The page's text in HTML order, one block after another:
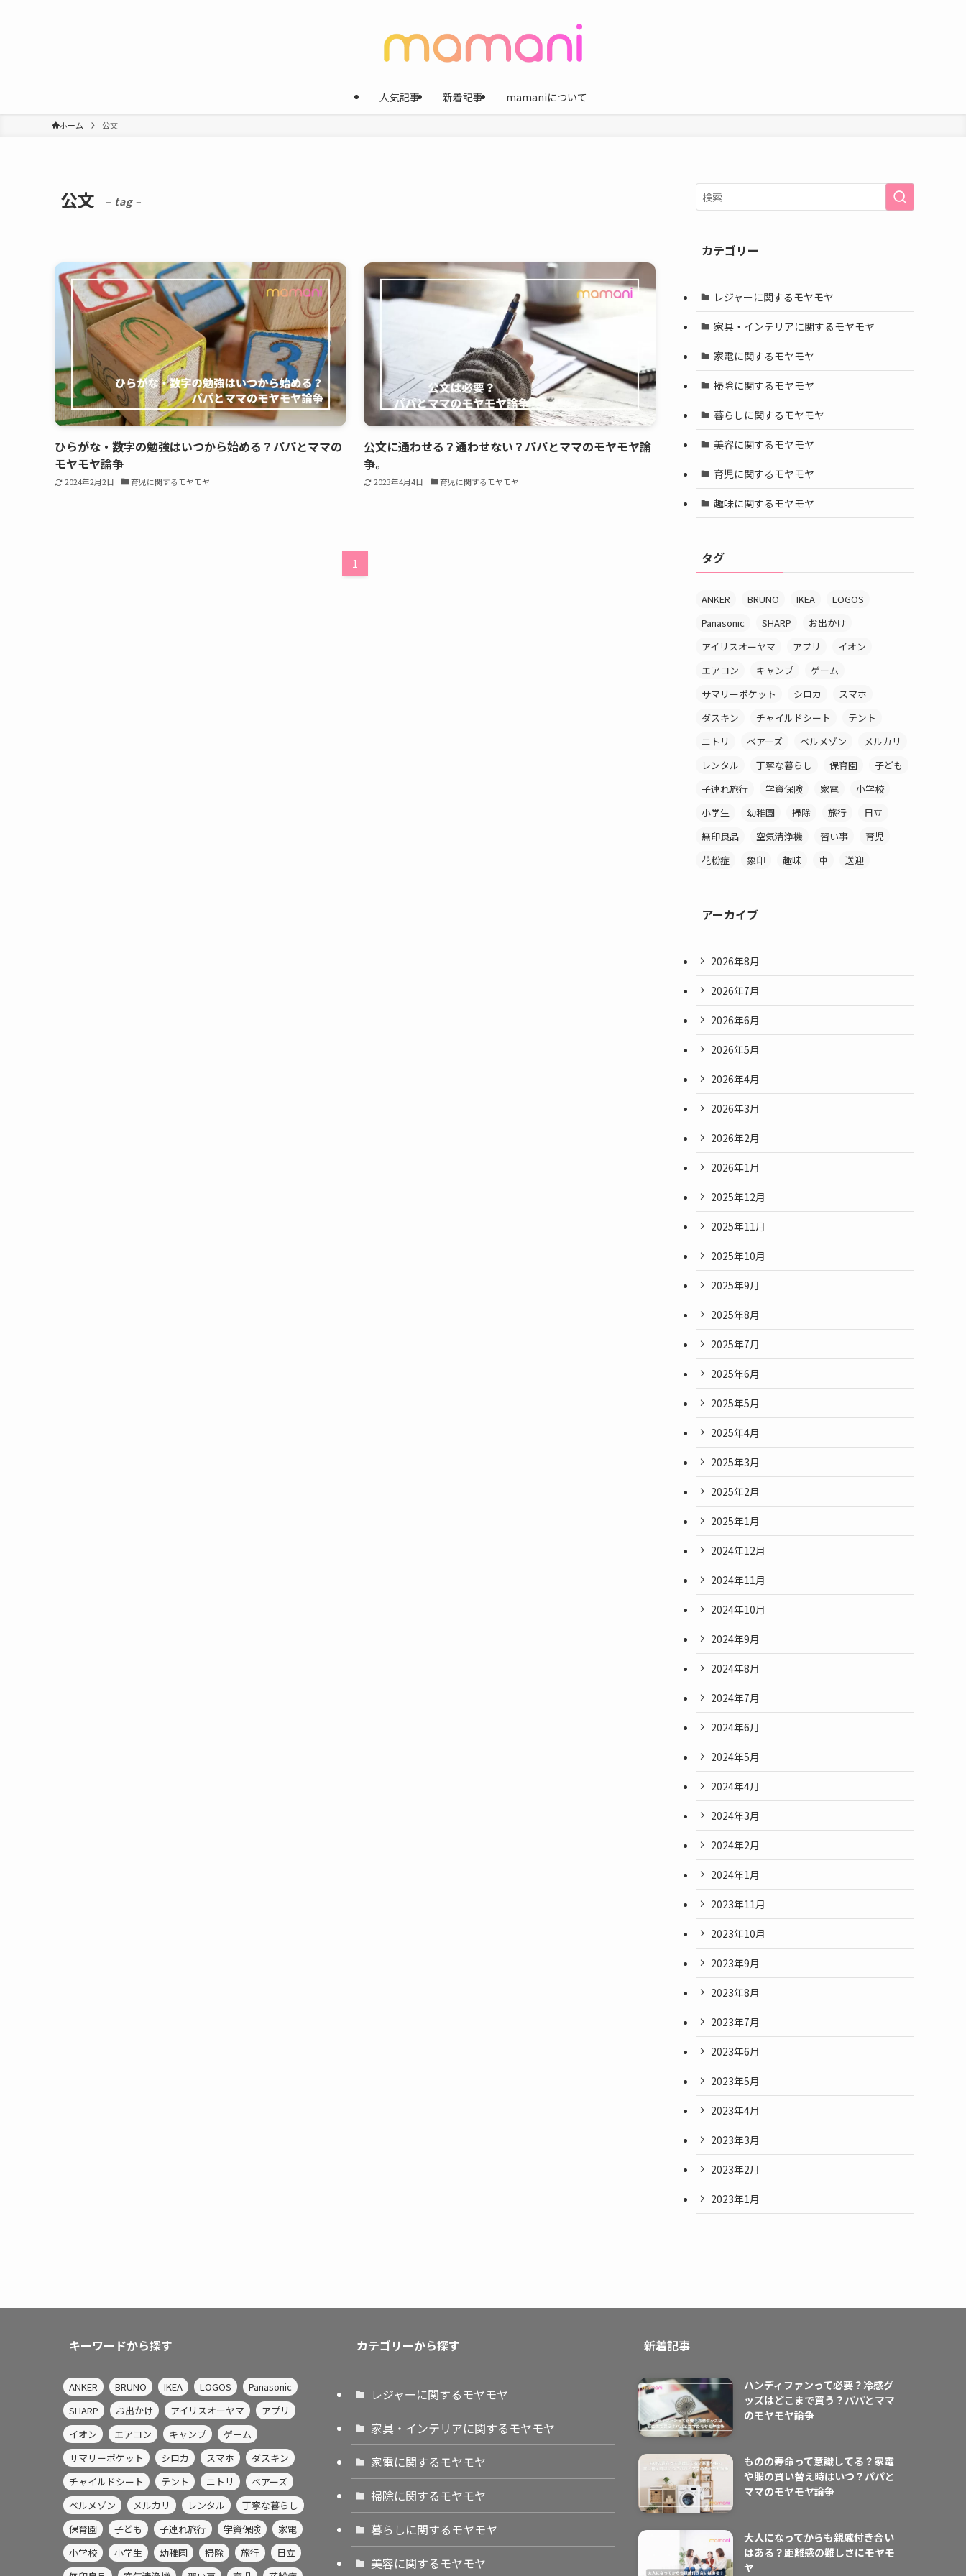
人気記事 新着記事 mamaniについて
ホーム 公文
公文 – tag –
ひらがな・数字の勉強はいつから始める？パパとママの
モヤモヤ論争
2024年2月2日 育児に関するモヤモヤ
公文に通わせる？通わせない？パパとママのモヤモヤ論
争。
2023年4月4日 育児に関するモヤモヤ
1
カテゴリー
レジャーに関するモヤモヤ
家具・インテリアに関するモヤモヤ
家電に関するモヤモヤ
掃除に関するモヤモヤ
暮らしに関するモヤモヤ
美容に関するモヤモヤ
育児に関するモヤモヤ
趣味に関するモヤモヤ
タグ
ANKER BRUNO IKEA
LOGOS
Panasonic
SHARP
お出かけ
アイリスオーヤマ
アプリ
イオン
エアコン
キャンプ
ゲーム
サマリーポケット
シロカ
スマホ
ダスキン
チャイルドシート
テント
ニトリ
ベアーズ ベルメゾン
メルカリ
レンタル
丁寧な暮らし 保育園
子ども
子連れ旅行
学資保険 家電
小学校
小学生
幼稚園 掃除 旅行
日立
無印良品
空気清浄機 習い事
育児
花粉症
象印 趣味 車 送迎
アーカイブ
2026年8月
2026年7月
2026年6月
2026年5月
2026年4月
2026年3月
2026年2月
2026年1月
2025年12月
2025年11月
2025年10月
2025年9月
2025年8月
2025年7月
2025年6月
2025年5月
2025年4月
2025年3月
2025年2月
2025年1月
2024年12月
2024年11月
2024年10月
2024年9月
2024年8月
2024年7月
2024年6月
2024年5月
2024年4月
2024年3月
2024年2月
2024年1月
2023年11月
2023年10月
2023年9月
2023年8月
2023年7月
2023年6月
2023年5月
2023年4月
2023年3月
2023年2月
2023年1月
キーワードから探す
ANKER BRUNO IKEA LOGOS
Panasonic
SHARP
お出かけ アイリスオーヤマ
アプリ
イオン
エアコン キャンプ
ゲーム
サマリーポケット
シロカ スマホ
ダスキン
チャイルドシート
テント ニトリ
ベアーズ
ベルメゾン
メルカリ レンタル
丁寧な暮らし
保育園
子ども 子連れ旅行 学資保険
家電
小学校
小学生 幼稚園 掃除 旅行
日立
カテゴリーから探す
レジャーに関するモヤモヤ
家具・インテリアに関するモヤモヤ
家電に関するモヤモヤ
掃除に関するモヤモヤ
暮らしに関するモヤモヤ
美容に関するモヤモヤ
新着記事
ハンディファンって必要？冷感グ
ッズはどこまで買う？パパとママ
のモヤモヤ論争
ものの寿命って意識してる？家電
や服の買い替え時はいつ？パパと
ママのモヤモヤ論争
大人になってからも親戚付き合い
はある？距離感の難しさにモヤモ
ヤ